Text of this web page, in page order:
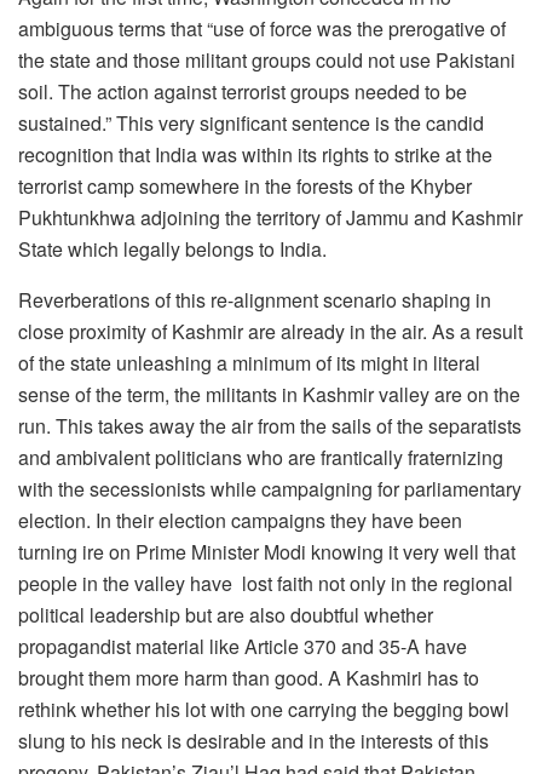
ambiguous terms that “use of force was the prerogative of
the state and those militant groups could not use Pakistani
soil. The action against terrorist groups needed to be
sustained.” This very significant sentence is the candid
recognition that India was within its rights to strike at the
terrorist camp somewhere in the forests of the Khyber
Pukhtunkhwa adjoining the territory of Jammu and Kashmir
State which legally belongs to India.
Reverberations of this re-alignment scenario shaping in
close proximity of Kashmir are already in the air. As a result
of the state unleashing a minimum of its might in literal
sense of the term, the militants in Kashmir valley are on the
run. This takes away the air from the sails of the separatists
and ambivalent politicians who are frantically fraternizing
with the secessionists while campaigning for parliamentary
election. In their election campaigns they have been
turning ire on Prime Minister Modi knowing it very well that
people in the valley have lost faith not only in the regional
political leadership but are also doubtful whether
propagandist material like Article 370 and 35-A have
brought them more harm than good. A Kashmiri has to
rethink whether his lot with one carrying the begging bowl
slung to his neck is desirable and in the interests of this